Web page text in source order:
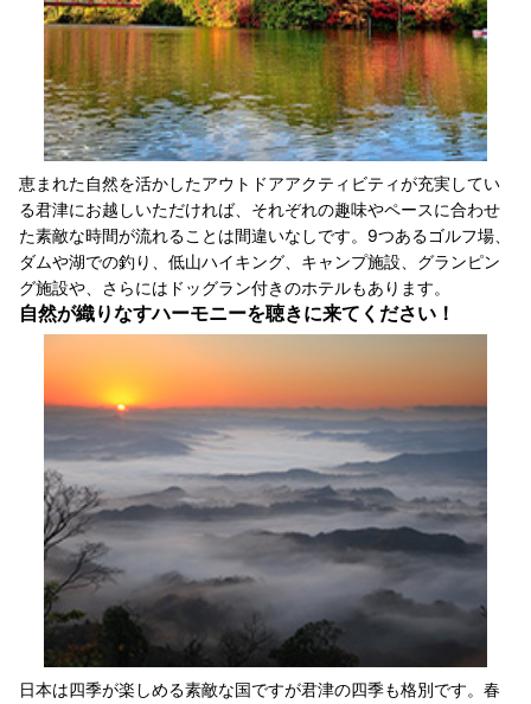
恵まれた自然を活かしたアウトドアアクティビティが充実してい
る君津にお越しいただければ、それぞれの趣味やペースに合わせ
た素敵な時間が流れることは間違いなしです。9つあるゴルフ場、
ダムや湖での釣り、低山ハイキング、キャンプ施設、グランピン
グ施設や、さらにはドッグラン付きのホテルもあります。
自然が織りなすハーモニーを聴きに来てください！
日本は四季が楽しめる素敵な国ですが君津の四季も格別です。春